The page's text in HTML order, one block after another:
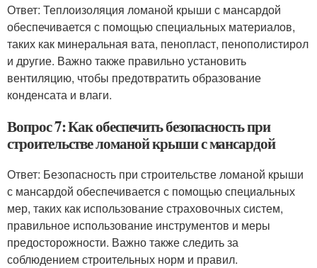
Ответ: Теплоизоляция ломаной крыши с мансардой
обеспечивается с помощью специальных материалов,
таких как минеральная вата, пенопласт, пенополистирол
и другие. Важно также правильно установить
вентиляцию, чтобы предотвратить образование
конденсата и влаги.
Вопрос 7: Как обеспечить безопасность при
строительстве ломаной крыши с мансардой
Ответ: Безопасность при строительстве ломаной крыши
с мансардой обеспечивается с помощью специальных
мер, таких как использование страховочных систем,
правильное использование инструментов и меры
предосторожности. Важно также следить за
соблюдением строительных норм и правил.